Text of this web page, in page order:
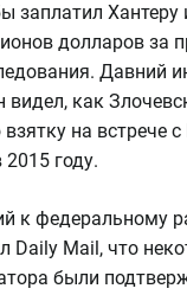
заплатил
долларов за
Давний
видел, как
на встрече
году.
к федеральному
Daily Mail, что
были